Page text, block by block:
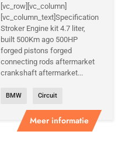
Meer informatie
[vc_row][vc_column]
[vc_column_text]Specification
Stroker Engine kit 4.7 liter,
built 500Km ago 500HP
forged pistons forged
connecting rods aftermarket
crankshaft aftermarket...
BMW Circuit